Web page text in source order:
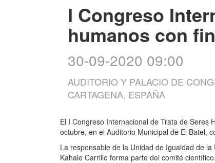
I Congreso
humanos con
30-09-2020 09:00
AUDITORIO Y PALACIO DE
CARTAGENA, ESPAÑA
El I Congreso Internacional de Trata de Seres
octubre, en el Auditorio Municipal de El Batel,
La responsable de la Unidad de Igualdad de
Kahale Carrillo forma parte del comité